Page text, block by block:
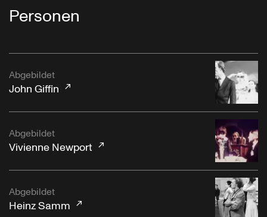
Personen
Abgebildet
John Giffin
Abgebildet
Vivienne Newport
Abgebildet
Heinz Samm